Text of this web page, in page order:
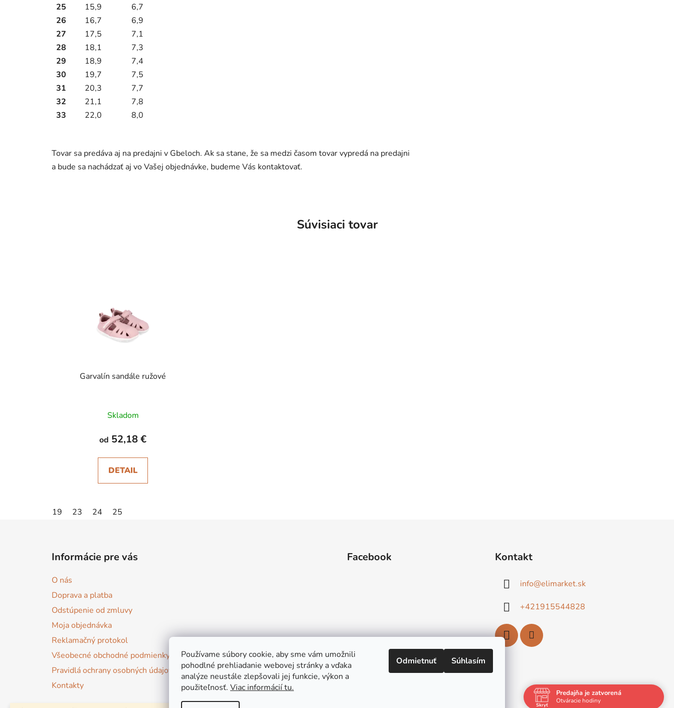
Používame súbory cookie, aby sme vám umožnili
pohodlné prehliadanie webovej stránky a vďaka
analýze neustále zlepšovali jej funkcie, výkon a
použiteľnosť. Viac informácií tu.
Odmietnuť Súhlasím
25
15,9
6,7
26
16,7
6,9
27
17,5
7,1
28
18,1
7,3
29
18,9
7,4
30
19,7
7,5
31
20,3
7,7
32
21,1
7,8
33
22,0 8,0
Tovar sa predáva aj na predajni v Gbeloch. Ak sa stane, že sa medzi časom tovar vypredá na predajni
a bude sa nachádzať aj vo Vašej objednávke, budeme Vás kontaktovať.
Súvisiaci tovar
Garvalín sandále ružové
Skladom
od 52,18 €
DETAIL
19 23 24 25
Informácie pre vás
O nás
Doprava a platba
Odstúpenie od zmluvy
Moja objednávka
Reklamačný protokol
Všeobecné obchodné podmienky
Pravidlá ochrany osobných údajov
Kontakty
Facebook Kontakt
info@elimarket.sk
+421915544828
Predajňa je zatvorená
Otváracie hodiny
Skryť